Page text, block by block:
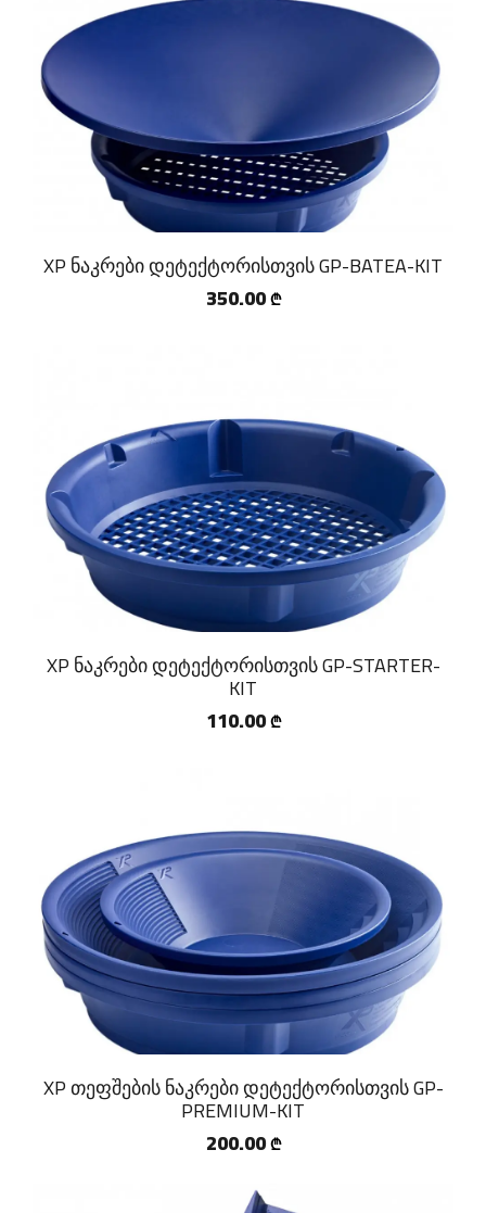
XP ნაკრები დეტექტორისთვის GP-BATEA-KIT
350.00 ₾
XP ნაკრები დეტექტორისთვის GP-STARTER-
KIT
110.00 ₾
XP თეფშების ნაკრები დეტექტორისთვის GP-
PREMIUM-KIT
200.00 ₾